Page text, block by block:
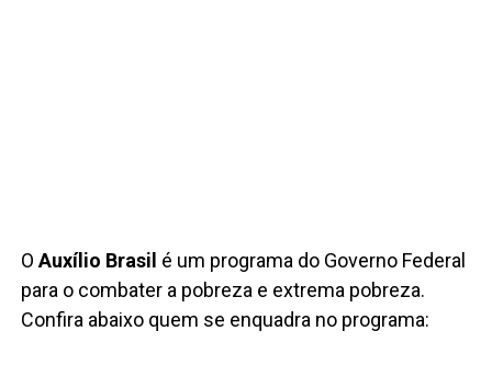
O Auxílio Brasil é um programa do Governo Federal
para o combater a pobreza e extrema pobreza.
Confira abaixo quem se enquadra no programa: